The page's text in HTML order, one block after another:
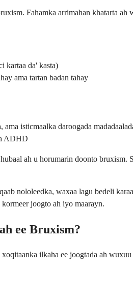
Fahamka arrimahan khatarta
kartaa da' kasta)
ama tartan badan tahay
isticmaalka daroogada
ADHD
ah u horumarin doonto
nololeedka, waxaa lagu bedeli
joogto ah iyo maarayn.
ee Bruxism?
ilkaha ee joogtada ah